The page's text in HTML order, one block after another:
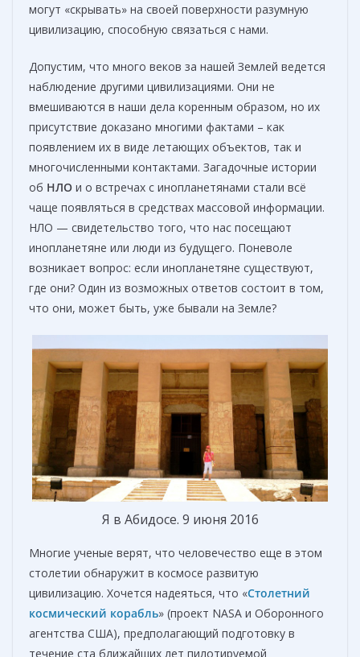
могут «скрывать» на своей поверхности разумную
цивилизацию, способную связаться с нами.
Допустим, что много веков за нашей Землей ведется
наблюдение другими цивилизациями. Они не
вмешиваются в наши дела коренным образом, но их
присутствие доказано многими фактами – как
появлением их в виде летающих объектов, так и
многочисленными контактами. Загадочные истории
об НЛО и о встречах с инопланетянами стали всё
чаще появляться в средствах массовой информации.
НЛО — свидетельство того, что нас посещают
инопланетяне или люди из будущего. Поневоле
возникает вопрос: если инопланетяне существуют,
где они? Один из возможных ответов состоит в том,
что они, может быть, уже бывали на Земле?
Я в Абидосе. 9 июня 2016
Многие ученые верят, что человечество еще в этом
столетии обнаружит в космосе развитую
цивилизацию. Хочется надеяться, что «Столетний
космический корабль» (проект NASA и Оборонного
агентства США), предполагающий подготовку в
течение ста ближайших лет пилотируемой